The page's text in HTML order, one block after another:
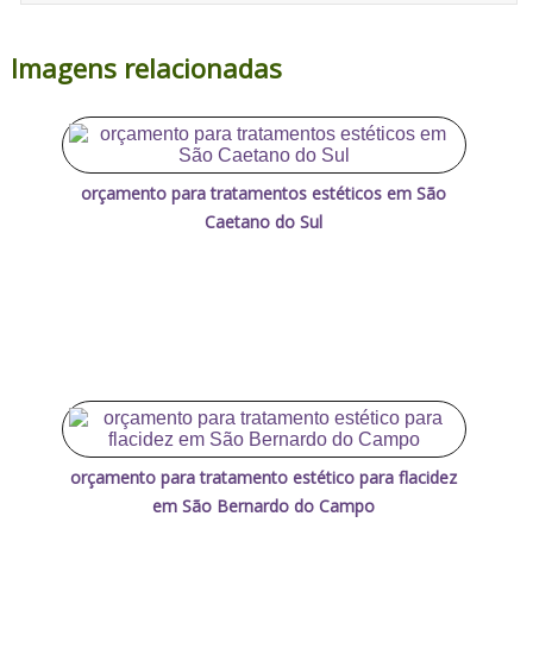
Imagens relacionadas
orçamento para tratamentos estéticos em São
Caetano do Sul
orçamento para tratamento estético para flacidez
em São Bernardo do Campo